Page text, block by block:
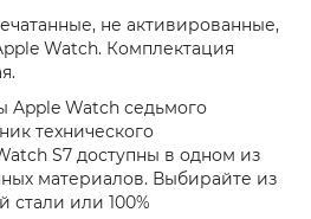
не активированные,
Watch. Комплектация
Apple Watch седьмого
технического
S7 доступны в одном из
материалов. Выбирайте из
или 100%